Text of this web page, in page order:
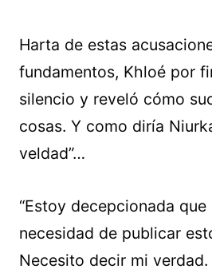
Harta de estas
fundamentos, Khloé por
silencio y reveló cómo
cosas. Y como diría
veldad”…
“Estoy decepcionada
necesidad de publicar
Necesito decir mi